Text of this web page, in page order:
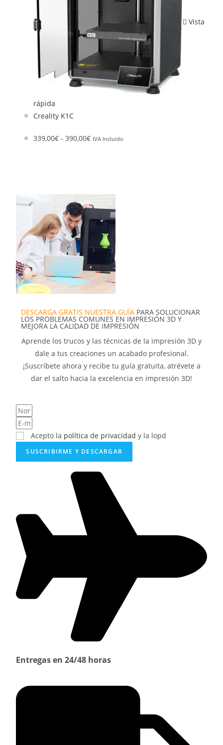
Vista
rápida
Creality K1C
339,00€ - 390,00€ IVA Incluido
DESCARGA GRATIS NUESTRA GUÍA PARA SOLUCIONAR
LOS PROBLEMAS COMUNES EN IMPRESIÓN 3D Y
MEJORA LA CALIDAD DE IMPRESIÓN
Aprende los trucos y las técnicas de la impresión 3D y
dale a tus creaciones un acabado profesional.
¡Suscríbete ahora y recibe tu guía gratuita, atrévete a
dar el salto hacia la excelencia en impresión 3D!
Acepto la política de privacidad y la lopd
SUSCRIBIRME Y DESCARGAR
Entregas en 24/48 horas